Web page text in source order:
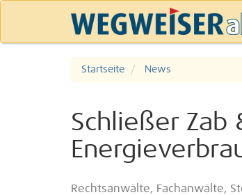
Startseite News
Schließer Zab
Rechtsanwälte, Fachanwälte,